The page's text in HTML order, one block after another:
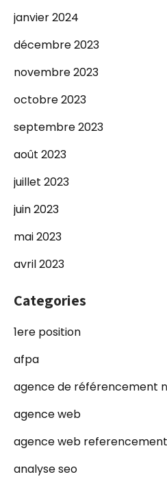
janvier 2024
décembre 2023
novembre 2023
octobre 2023
septembre 2023
août 2023
juillet 2023
juin 2023
mai 2023
avril 2023
Categories
1ere position
afpa
agence de référencement
agence web
agence web referencement
analyse seo